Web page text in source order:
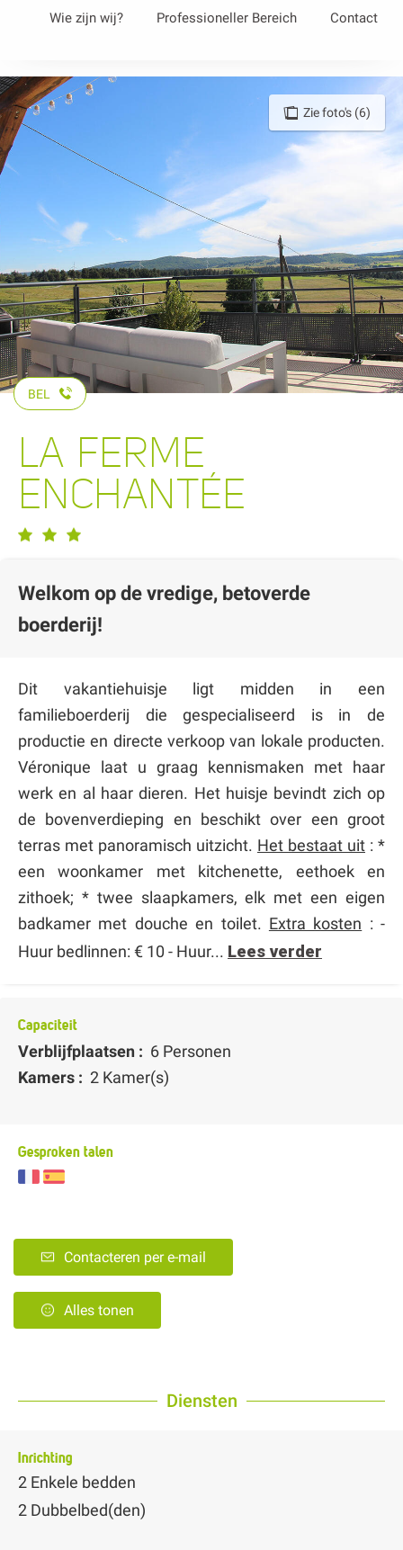
principal
Wie zijn wij? Professioneller Bereich Contact
Zie foto's (6)
BEL
LA FERME
ENCHANTÉE
Welkom op de vredige, betoverde
boerderij!
Dit vakantiehuisje ligt midden in een
familieboerderij die gespecialiseerd is in de
productie en directe verkoop van lokale producten.
Véronique laat u graag kennismaken met haar
werk en al haar dieren. Het huisje bevindt zich op
de bovenverdieping en beschikt over een groot
terras met panoramisch uitzicht. Het bestaat uit : *
een woonkamer met kitchenette, eethoek en
zithoek; * twee slaapkamers, elk met een eigen
badkamer met douche en toilet. Extra kosten : -
Huur bedlinnen: € 10 - Huur... Lees verder
Capaciteit
Verblijfplaatsen : 6 Personen
Kamers : 2 Kamer(s)
Gesproken talen
Contacteren per e-mail
Alles tonen
Diensten
Inrichting
2 Enkele bedden
2 Dubbelbed(den)